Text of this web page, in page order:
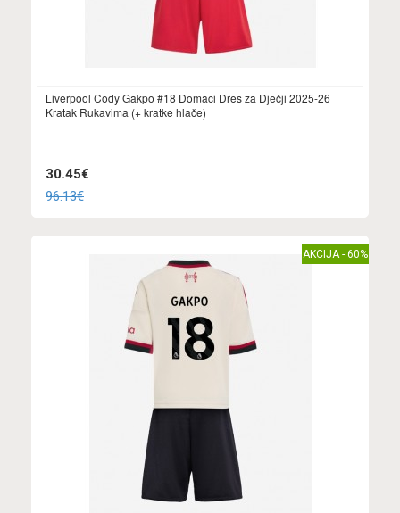
Liverpool Cody Gakpo #18 Domaci Dres za Dječji 2025-26
Kratak Rukavima (+ kratke hlače)
30.45€
96.13€
AKCIJA - 60%